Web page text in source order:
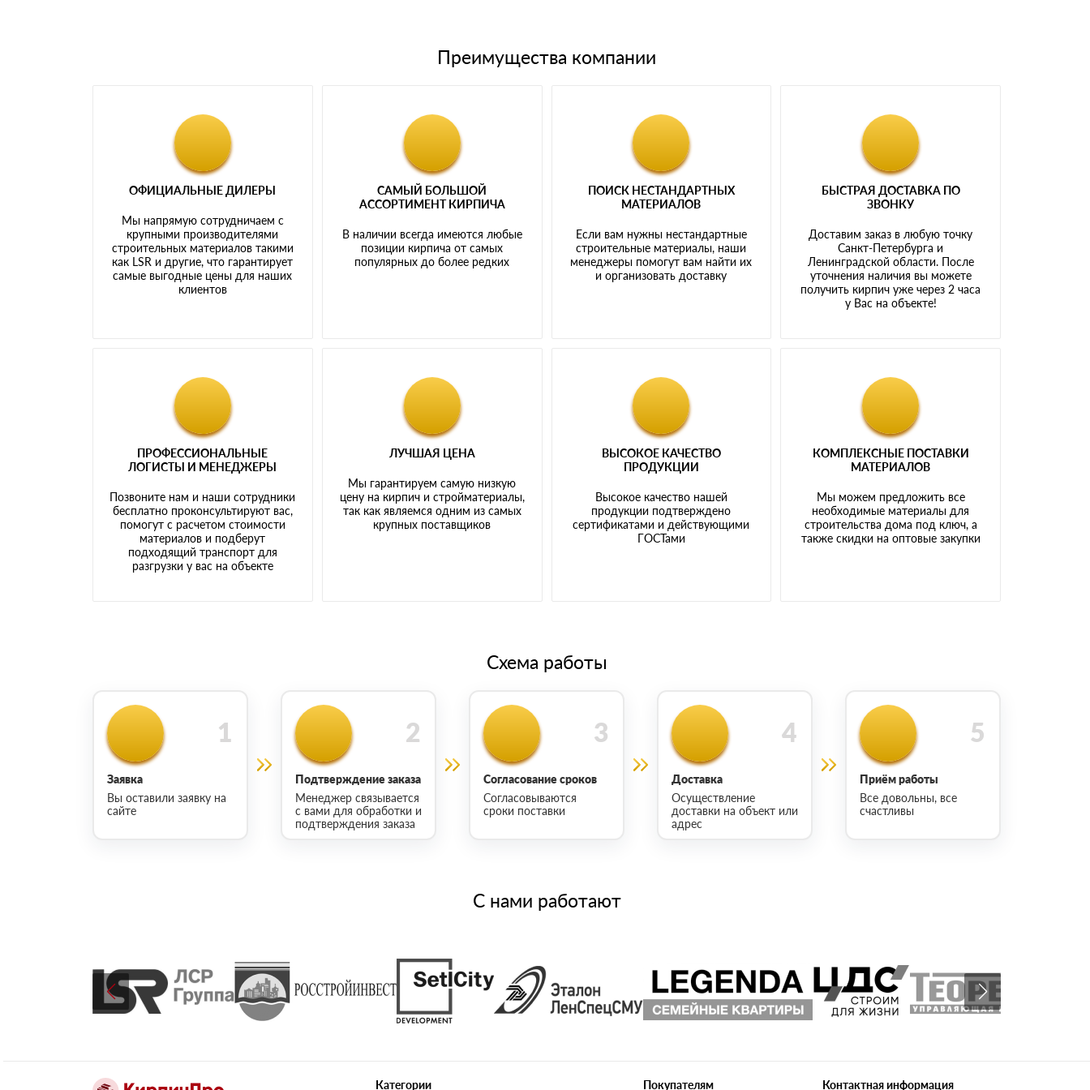
Преимущества компании
ОФИЦИАЛЬНЫЕ ДИЛЕРЫ
Мы напрямую сотрудничаем с
крупными производителями
строительных материалов такими
как LSR и другие, что гарантирует
самые выгодные цены для наших
клиентов
САМЫЙ БОЛЬШОЙ
АССОРТИМЕНТ КИРПИЧА
В наличии всегда имеются любые
позиции кирпича от самых
популярных до более редких
ПОИСК НЕСТАНДАРТНЫХ
МАТЕРИАЛОВ
Если вам нужны нестандартные
строительные материалы, наши
менеджеры помогут вам найти их
и организовать доставку
БЫСТРАЯ ДОСТАВКА ПО
ЗВОНКУ
Доставим заказ в любую точку
Санкт-Петербурга и
Ленинградской области. После
уточнения наличия вы можете
получить кирпич уже через 2 часа
у Вас на объекте!
ПРОФЕССИОНАЛЬНЫЕ
ЛОГИСТЫ И МЕНЕДЖЕРЫ
Позвоните нам и наши сотрудники
бесплатно проконсультируют вас,
помогут с расчетом стоимости
материалов и подберут
подходящий транспорт для
разгрузки у вас на объекте
ЛУЧШАЯ ЦЕНА
Мы гарантируем самую низкую
цену на кирпич и стройматериалы,
так как являемся одним из самых
крупных поставщиков
ВЫСОКОЕ КАЧЕСТВО
ПРОДУКЦИИ
Высокое качество нашей
продукции подтверждено
сертификатами и действующими
ГОСТами
КОМПЛЕКСНЫЕ ПОСТАВКИ
МАТЕРИАЛОВ
Мы можем предложить все
необходимые материалы для
строительства дома под ключ, а
также скидки на оптовые закупки
Схема работы
Заявка
Вы оставили заявку на
сайте
Подтверждение заказа
Менеджер связывается
с вами для обработки и
подтверждения заказа
Согласование сроков
Согласовываются
сроки поставки
Доставка
Осуществление
доставки на объект или
адрес
Приём работы
Все довольны, все
счастливы
С нами работают
Категории Покупателям Контактная информация